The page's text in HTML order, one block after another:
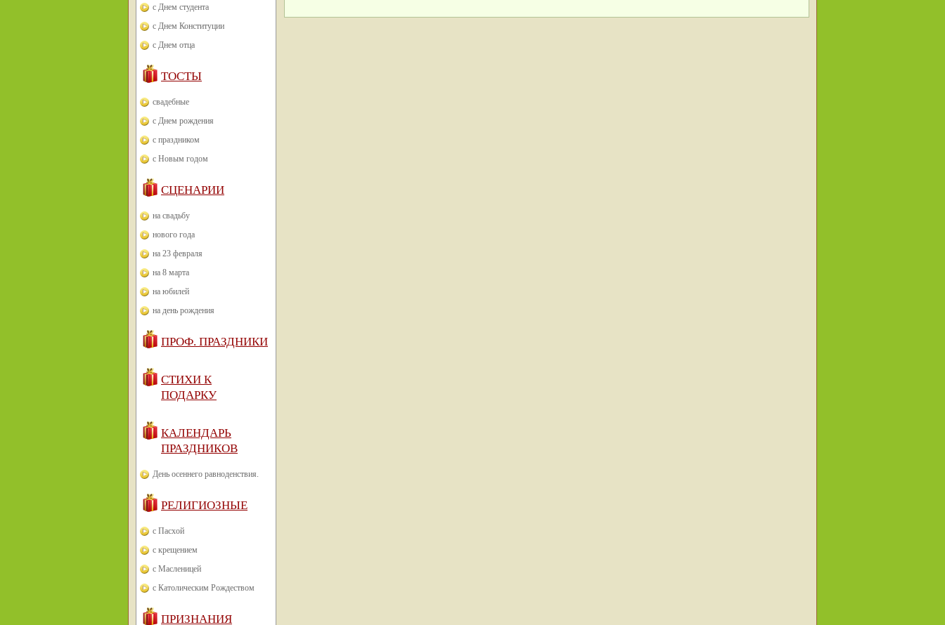
с Днем студента
с Днем Конституции
с Днем отца
ТОСТЫ
свадебные
с Днем рождения
с праздником
с Новым годом
СЦЕНАРИИ
на свадьбу
нового года
на 23 февраля
на 8 марта
на юбилей
на день рождения
ПРОФ. ПРАЗДНИКИ
СТИХИ К
ПОДАРКУ
КАЛЕНДАРЬ
ПРАЗДНИКОВ
День осеннего равноденствия.
РЕЛИГИОЗНЫЕ
с Пасхой
с крещением
с Масленицей
с Католическим Рождеством
ПРИЗНАНИЯ